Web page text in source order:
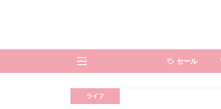
セール
ライフ